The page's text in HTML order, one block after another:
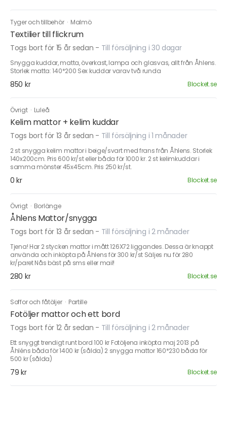
Tyger och tillbehör · Malmö
Textilier till flickrum
Togs bort för 15 år sedan - Till försäljning i 30 dagar
Snygga kuddar, matta, överkast, lampa och glasvas, allt från Åhlens.
Storlek matta: 140*200 Sex kuddar varav två runda
850 kr Blocket.se
Övrigt · Luleå
Kelim mattor + kelim kuddar
Togs bort för 13 år sedan - Till försäljning i 1 månader
2 st snygga kelim mattor i beige/svart med frans från Åhlens. Storlek
140x200cm. Pris 600 kr/st eller båda för 1000 kr. 2 st kelimkuddar i
samma mönster 45x45cm. Pris 250 kr/st.
0 kr Blocket.se
Övrigt · Borlänge
Åhlens Mattor/snygga
Togs bort för 13 år sedan - Till försäljning i 2 månader
Tjena! Har 2 stycken mattor i mått 126X72 liggandes. Dessa är knappt
använda och inköpta på Åhlens för 300 kr/st Säljes nu för 280
kr/paret Nås bäst på sms eller mail!
280 kr Blocket.se
Soffor och fåtöljer · Partille
Fotöljer mattor och ett bord
Togs bort för 12 år sedan - Till försäljning i 2 månader
Ett snyggt trendigt runt bord 100 kr Fotöljena inköpta maj 2013 på
Åhléns båda för 1400 kr (sålda) 2 snygga mattor 160*230 båda för
500 kr (sålda)
79 kr Blocket.se